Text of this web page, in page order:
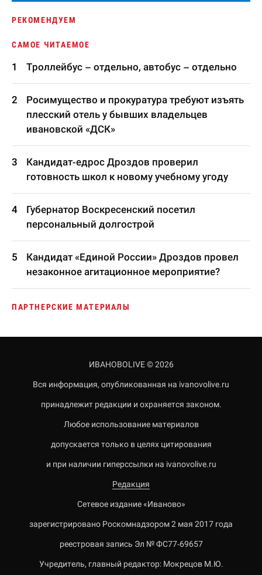
РЕКОМЕНДУЕМ
САМОЕ ЧИТАЕМОЕ
Троллейбус – отдельно, автобус – отдельно
Росимущество и прокуратура требуют изъять
плесский отель у бывших владельцев
ивановской «ДСК»
Кандидат-едрос Дроздов проверил
готовность школ к новому учебному угоду
Губернатор Воскресенский посетил
персональный долгострой
Кандидат «Единой России» Дроздов провел
незаконное агитационное мероприятие?
ПАРТНЕРСКИЕ МАТЕРИАЛЫ
ИВАНОВОLIVE © 2026
Вся информация, опубликованная на ivanovolive.ru
принадлежит редакции и охраняется законом.
Любое использование материалов
допускается только в целях цитирования
и при наличии гиперссылки на ivanovolive.ru
Редакция
Сетевое издание «Иваново»
зарегистрировано Роскомнадзором 2 мая 2017 года
реестровая запись Эл № ФС77-69657
Учредитель, главный редактор: Мокрецов М.Ю.